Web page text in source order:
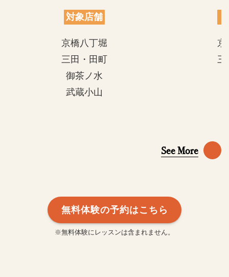
対象店舗
京橋八丁堀
三田・田町
御茶ノ水
武蔵小山
京
三
See More
無料体験の予約はこちら
※無料体験にレッスンは含まれません。